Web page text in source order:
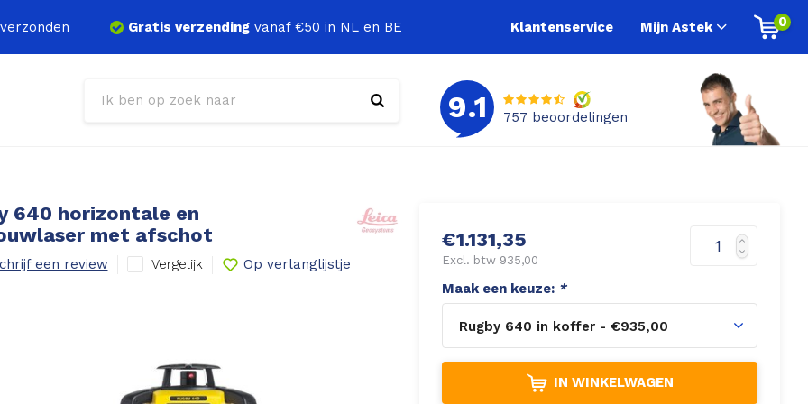
verzonden Gratis verzending vanaf €50 in NL en BE Klantenservice Mijn Astek 0
9.1 757 beoordelingen
640 horizontale en
met afschot
een review Vergelijk Op verlanglijstje
€1.131,35
Excl. btw 935,00
Maak een keuze: *
Rugby 640 in koffer - €935,00
IN WINKELWAGEN